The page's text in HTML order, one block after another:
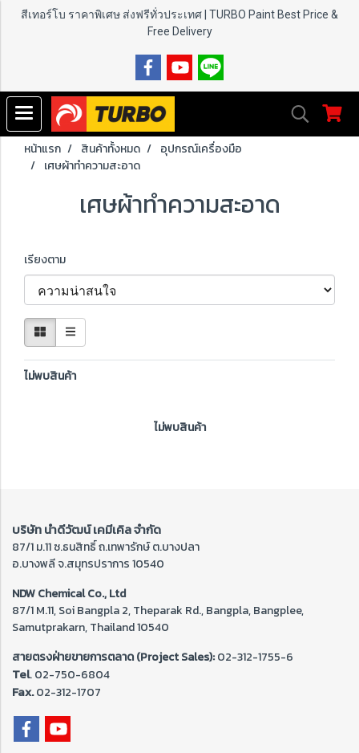
สีเทอร์โบ ราคาพิเศษ ส่งฟรีทั่วประเทศ | TURBO Paint Best Price &
Free Delivery
หน้าแรก สินค้าทั้งหมด
อุปกรณ์เครื่องมือ
เศษผ้าทำความสะอาด
เศษผ้าทำความสะอาด
เรียงตาม
ไม่พบสินค้า
ไม่พบสินค้า
บริษัท นำดีวัฒน์ เคมีเคิล จำกัด
87/1 ม.11 ซ.ธนสิทธิ์ ถ.เทพารักษ์ ต.บางปลา
อ.บางพลี จ.สมุทรปราการ 10540
NDW Chemical Co., Ltd
87/1 M.11, Soi Bangpla 2, Theparak Rd., Bangpla, Bangplee,
Samutprakarn, Thailand 10540
สายตรงฝ่ายขายการตลาด (Project Sales):02-312-1755-6
Tel. 02-750-6804
Fax.02-312-1707